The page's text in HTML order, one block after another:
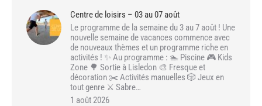
Centre de loisirs – 03 au 07 août
Le programme de la semaine du 3 au 7 août ! Une
nouvelle semaine de vacances commence avec
de nouveaux thèmes et un programme riche en
activités ! ✨ Au programme : 🏊 Piscine 🎮 Kids
Zone 🌳 Sortie à Lisledon 🎨 Fresque et
décoration ✂️ Activités manuelles 🎲 Jeux en
tout genre ⚔️ Sabre…
1 août 2026